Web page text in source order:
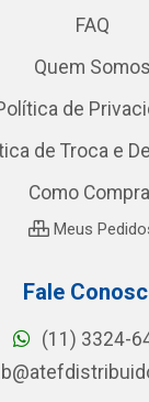
FAQ
Quem Somos
de
de Troca e
Como
Meus
Fale
(11) 3324-